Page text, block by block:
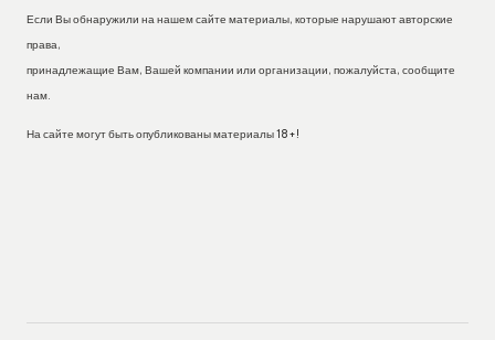
Если Вы обнаружили на нашем сайте материалы, которые нарушают авторские
права,
принадлежащие Вам, Вашей компании или организации, пожалуйста, сообщите
нам.
На сайте могут быть опубликованы материалы 18+!